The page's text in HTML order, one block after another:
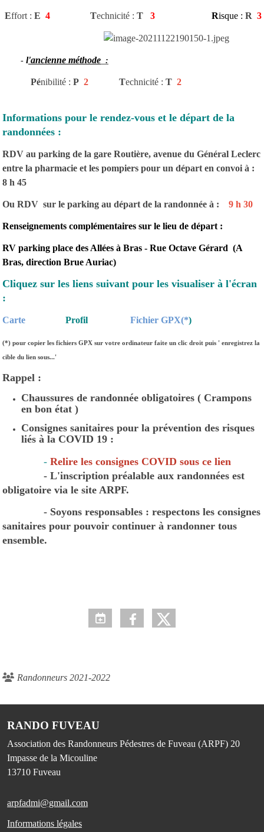
Effort : E 4 Technicité : T 3 Risque : R 3
- l'ancienne méthode :
Pénibilité : P 2 Technicité : T 2
Informations pour le rendez-vous et le départ de la
randonnées :
RDV au parking de la gare Routière, avenue du Général Leclerc
entre la pharmacie et les pompiers pour un départ en convoi à :
8 h 45
Ou RDV sur le parking au départ de la randonnée à : 9 h 30
Renseignements complémentaires sur le lieu de départ :
RV parking place des Allées à Bras - Rue Octave Gérard (A
Bras, direction Brue Auriac)
Cliquez sur les liens suivant pour les visualiser à l'écran
:
Carte Profil Fichier GPX(*)
(*) pour copier les fichiers GPX sur votre ordinateur faite un clic droit puis ' enregistrez la
cible du lien sous...'
Rappel :
Chaussures de randonnée obligatoires ( Crampons
en bon état )
Consignes sanitaires pour la prévention des risques
liés à la COVID 19 :
- Relire les consignes COVID sous ce lien
- L'inscription préalable aux randonnées est
obligatoire via le site ARPF.
- Soyons responsables : respectons les consignes
sanitaires pour pouvoir continuer à randonner tous
ensemble.
Randonneurs 2021-2022
RANDO FUVEAU
Association des Randonneurs Pédestres de Fuveau (ARPF) 20
Impasse de la Micouline
13710 Fuveau
arpfadmi@gmail.com
Informations légales